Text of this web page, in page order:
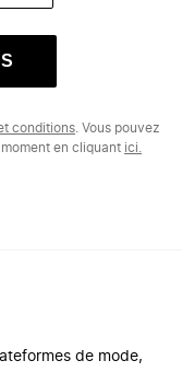
conditions . Vous pouvez
en cliquant ici.
de mode,